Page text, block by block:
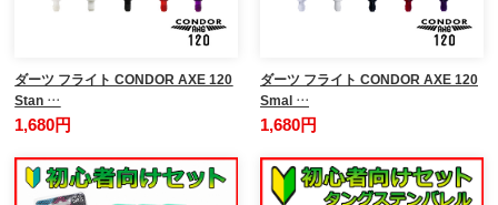
ダーツ フライト CONDOR AXE 120
Stan …
1,680円
ダーツ フライト CONDOR AXE 120
Smal …
1,680円